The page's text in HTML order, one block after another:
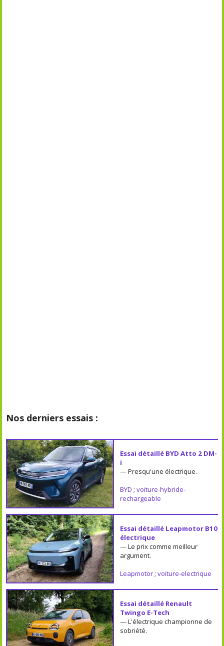
Nos derniers essais :
Essai détaillé BYD Atto 2 DM-
i
— Presqu'une électrique.
BYD ; voiture-hybride-
rechargeable
Essai détaillé Leapmotor B10
électrique
— Le prix comme meilleur
argument.
Leapmotor ; voiture-electrique
Essai détaillé Renault
Twingo E-Tech
— L'électrique championne de
sobriété.